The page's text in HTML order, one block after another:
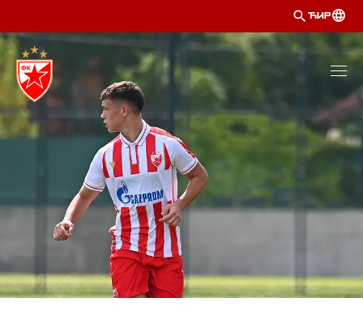
ЋИР